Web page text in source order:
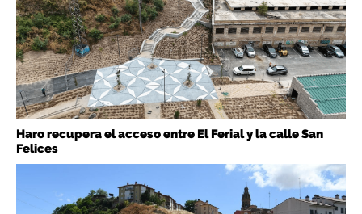
Haro recupera el acceso entre El Ferial y la calle San
Felices